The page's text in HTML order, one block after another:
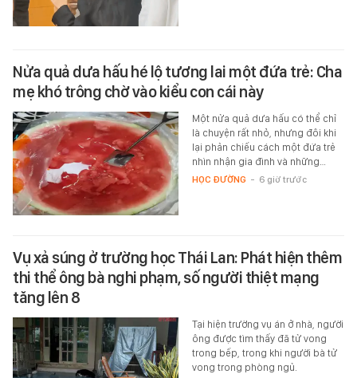
Nửa quả dưa hấu hé lộ tương lai một đứa trẻ: Cha
mẹ khó trông chờ vào kiểu con cái này
Một nửa quả dưa hấu có thể chỉ
là chuyện rất nhỏ, nhưng đôi khi
lại phản chiếu cách một đứa trẻ
nhìn nhận gia đình và những…
HỌC ĐƯỜNG - 6 giờ trước
Vụ xả súng ở trường học Thái Lan: Phát hiện thêm
thi thể ông bà nghi phạm, số người thiệt mạng
tăng lên 8
Tại hiện trường vụ án ở nhà, người
ông được tìm thấy đã tử vong
trong bếp, trong khi người bà tử
vong trong phòng ngủ.